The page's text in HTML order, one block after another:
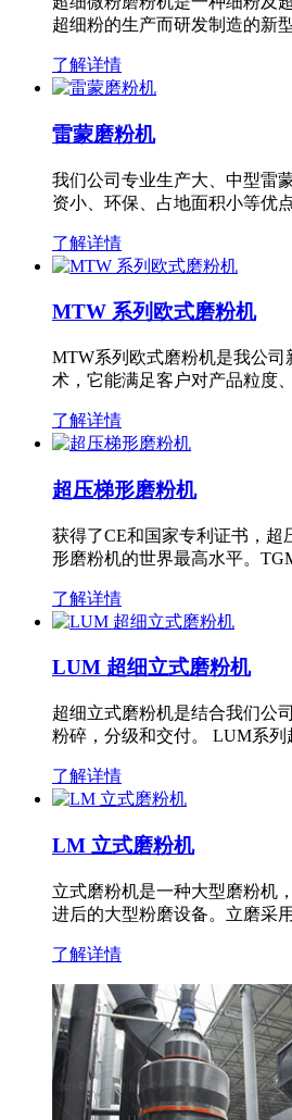
超细粉的生产而研发制造的新
了解详情
雷蒙磨粉机
我们公司专业生产大、中型雷
资小、环保、占地面积小等优
了解详情
MTW 系列欧式磨粉机
MTW系列欧式磨粉机是我公
术，它能满足客户对产品粒度
了解详情
超压梯形磨粉机
获得了CE和国家专利证书，
形磨粉机的世界最高水平。
了解详情
LUM 超细立式磨粉机
超细立式磨粉机是结合我们公
粉碎，分级和交付。 LUM系
了解详情
LM 立式磨粉机
立式磨粉机是一种大型磨粉机
进后的大型粉磨设备。立磨采
了解详情